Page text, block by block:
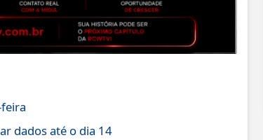
dados até o dia 14